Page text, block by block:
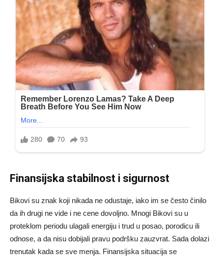
Finansijska stabilnost i sigurnost
Bikovi su znak koji nikada ne odustaje, iako im se često činilo
da ih drugi ne vide i ne cene dovoljno. Mnogi Bikovi su u
proteklom periodu ulagali energiju i trud u posao, porodicu ili
odnose, a da nisu dobijali pravu podršku zauzvrat. Sada dolazi
trenutak kada se sve menja. Finansijska situacija se